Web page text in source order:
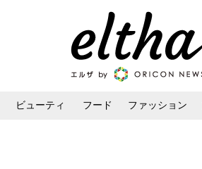
ビューティ フード ファッション